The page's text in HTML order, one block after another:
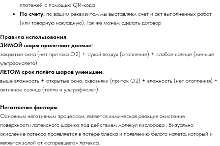
платежей с помощью QR-кода
По счету: по вашим реквизитам мы выставляем счет и акт выполненных работ
(или товарную накладную). Так же можем сделать договор
Правила использования
ЗИМОЙ шары пролетают дольше:
закрытые окна (нет притока O2) + сухой воздух (отопление) + слабое солнце (меньше
ультрафиолета)
ЛЕТОМ срок полёта шаров уменьшен:
выше влажность + открытые окна, сквозняки (приток O2) + влажность (нет отопления) +
активное солнце (тепло и ультрафиолет)
Негативные факторы
Основным негативным процессом, является химическая реакция окисления
поверхности латексного шарика под действием молекул кислорода . Визуально
окисление латекса проявляется в потере блеска и появлению белого налета, который и
является золой от «сгоревшего» латекса.